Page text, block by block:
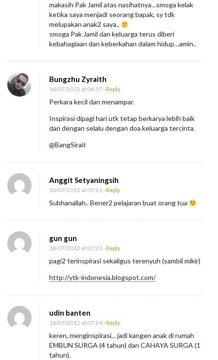
makasih Pak Jamil atas nasihatnya…smoga kelak
ketika saya menjadi seorang bapak, sy tdk
melupakan anak2 saya..
smoga Pak Jamil dan keluarga terus diberi
kebahagiaan dan keberkahan dalam hidup…amin..
Bungzhu Zyraith
16/07/2012 at 06:57- Reply
Perkara kecil dan menampar.
Inspirasi dipagi hari utk tetap berkarya lebih baik
dan dengan selalu dengan doa keluarga tercinta.
@BangSirait
Anggit Setyaningsih
16/07/2012 at 07:21- Reply
Subhanallah.. Bener2 pelajaran buat orang tua
gun gun
16/07/2012 at 07:22 - Reply
pagi2 terinspirasi sekaligus terenyuh (sambil mikir)
http://ytk-indonesia.blogspot.com/
udin banten
16/07/2012 at 07:24- Reply
keren, menginspirasi,.. jadi kangen anak di rumah
EMBUN SURGA (4 tahun) dan CAHAYA SURGA (1
tahun).